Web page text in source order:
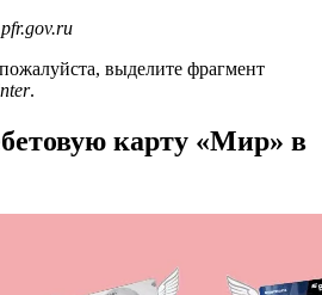
выделите фрагмент
.
карту «Мир» в